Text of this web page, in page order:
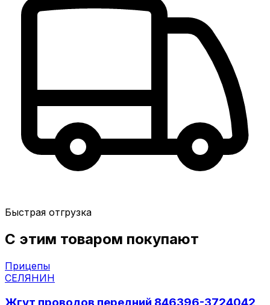
Быстрая отгрузка
С этим товаром покупают
Прицепы
СЕЛЯНИН
Жгут проводов передний 846396-3724042